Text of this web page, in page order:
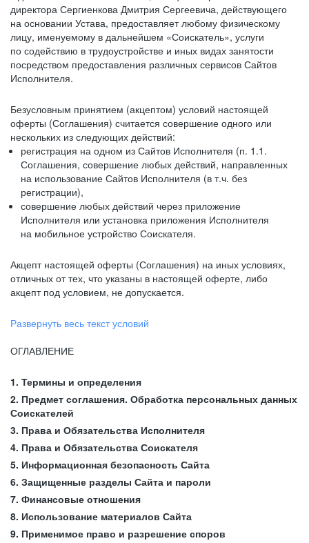
директора Сергиенкова Дмитрия Сергеевича, действующего
на основании Устава, предоставляет любому физическому
лицу, именуемому в дальнейшем «Соискатель», услуги
по содействию в трудоустройстве и иных видах занятости
посредством предоставления различных сервисов Сайтов
Исполнителя.
Безусловным принятием (акцептом) условий настоящей
оферты (Соглашения) считается совершение одного или
нескольких из следующих действий:
регистрация на одном из Сайтов Исполнителя (п. 1.1.
Соглашения, совершение любых действий, направленных
на использование Сайтов Исполнителя (в т.ч. без
регистрации),
совершение любых действий через приложение
Исполнителя или установка приложения Исполнителя
на мобильное устройство Соискателя.
Акцепт настоящей оферты (Соглашения) на иных условиях,
отличных от тех, что указаны в настоящей оферте, либо
акцепт под условием, не допускается.
Развернуть весь текст условий
ОГЛАВЛЕНИЕ
1. Термины и определения
2. Предмет соглашения. Обработка персональных данных
Соискателей
3. Права и Обязательства Исполнителя
4. Права и Обязательства Соискателя
5. Информационная безопасность Сайта
6. Защищенные разделы Сайта и пароли
7. Финансовые отношения
8. Использование материалов Сайта
9. Применимое право и разрешение споров